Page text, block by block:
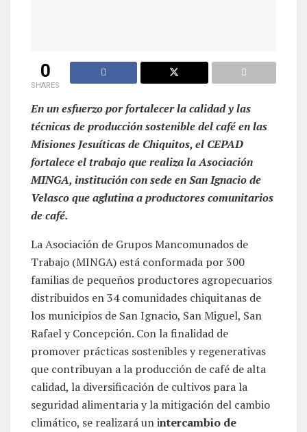
0
SHARES
En un esfuerzo por fortalecer la calidad y las
técnicas de producción sostenible del café en las
Misiones Jesuíticas de Chiquitos, el CEPAD
fortalece el trabajo que realiza la Asociación
MINGA, institución con sede en San Ignacio de
Velasco que aglutina a productores comunitarios
de café.
La Asociación de Grupos Mancomunados de
Trabajo (MINGA) está conformada por 300
familias de pequeños productores agropecuarios
distribuidos en 34 comunidades chiquitanas de
los municipios de San Ignacio, San Miguel, San
Rafael y Concepción. Con la finalidad de
promover prácticas sostenibles y regenerativas
que contribuyan a la producción de café de alta
calidad, la diversificación de cultivos para la
seguridad alimentaria y la mitigación del cambio
climático, se realizará un intercambio de